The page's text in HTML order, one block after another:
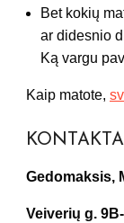
Bet kokių
ar didesnio
Ką vargu
Kaip matote,
Gedomaksis,
Veiverių g.